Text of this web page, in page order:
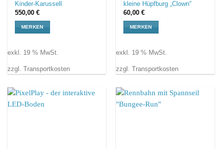
Kinder-Karussell
550,00 €
MERKEN
exkl. 19 % MwSt.
zzgl. Transportkosten
kleine Hüpfburg „Clown“
60,00 €
MERKEN
exkl. 19 % MwSt.
zzgl. Transportkosten